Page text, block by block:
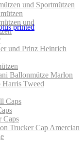
und Sportmützen
und
und Prinz Heinrich
Caps
Caps